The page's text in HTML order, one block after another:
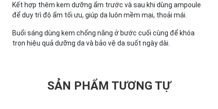
Kết hợp thêm kem dưỡng ẩm trước và sau khi dùng ampoule
để duy trì độ ẩm tối ưu, giúp da luôn mềm mại, thoải mái.
Buổi sáng dùng kem chống nắng ở bước cuối cùng để khóa
trọn hiệu quả dưỡng da và bảo vệ da suốt ngày dài.
SẢN PHẨM TƯƠNG TỰ